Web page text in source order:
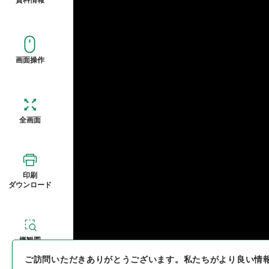
画面操作
全画面
印刷
ダウンロード
概観図
ご訪問いただきありがとうございます。 私たちがより良い情